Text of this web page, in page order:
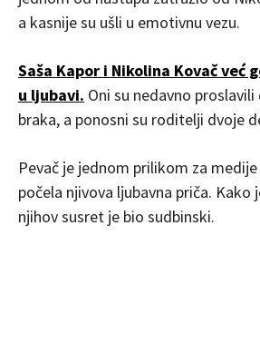
a kasnije su ušli u emotivnu vezu.
Saša Kapor i Nikolina Kovač već
u ljubavi. Oni su nedavno
braka, a ponosni su roditelji dvoje
Pevač je jednom prilikom za
počela njivova ljubavna priča. Kako
njihov susret je bio sudbinski.